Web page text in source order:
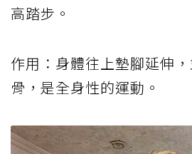
高踏步。
作用：身體往上墊腳延伸
骨，是全身性的運動。